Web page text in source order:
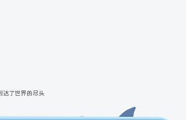
达了世界的尽头